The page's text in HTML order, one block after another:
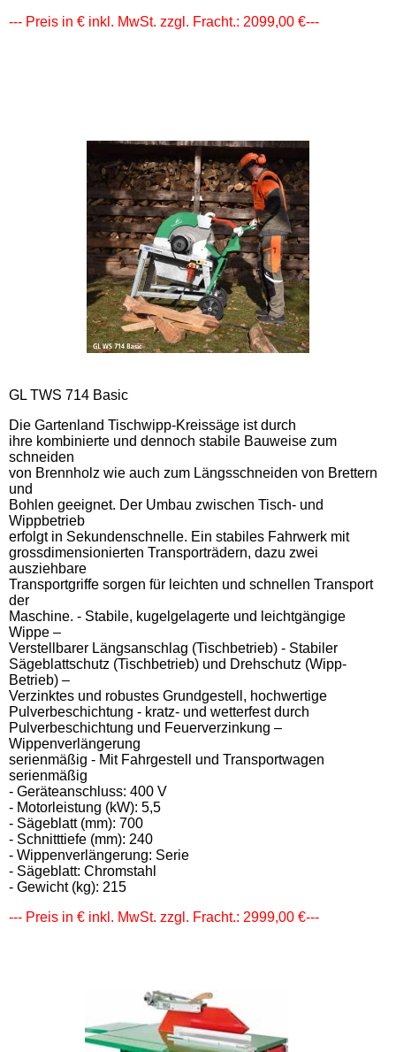
--- Preis in € inkl. MwSt. zzgl. Fracht.: 2099,00 €---
GL TWS 714 Basic
Die Gartenland Tischwipp-Kreissäge ist durch
ihre kombinierte und dennoch stabile Bauweise zum
schneiden
von Brennholz wie auch zum Längsschneiden von Brettern
und
Bohlen geeignet. Der Umbau zwischen Tisch- und
Wippbetrieb
erfolgt in Sekundenschnelle. Ein stabiles Fahrwerk mit
grossdimensionierten Transporträdern, dazu zwei
ausziehbare
Transportgriffe sorgen für leichten und schnellen Transport
der
Maschine. - Stabile, kugelgelagerte und leichtgängige
Wippe –
Verstellbarer Längsanschlag (Tischbetrieb) - Stabiler
Sägeblattschutz (Tischbetrieb) und Drehschutz (Wipp-
Betrieb) –
Verzinktes und robustes Grundgestell, hochwertige
Pulverbeschichtung - kratz- und wetterfest durch
Pulverbeschichtung und Feuerverzinkung –
Wippenverlängerung
serienmäßig - Mit Fahrgestell und Transportwagen
serienmäßig
- Geräteanschluss: 400 V
- Motorleistung (kW): 5,5
- Sägeblatt (mm): 700
- Schnitttiefe (mm): 240
- Wippenverlängerung: Serie
- Sägeblatt: Chromstahl
- Gewicht (kg): 215
--- Preis in € inkl. MwSt. zzgl. Fracht.: 2999,00 €---